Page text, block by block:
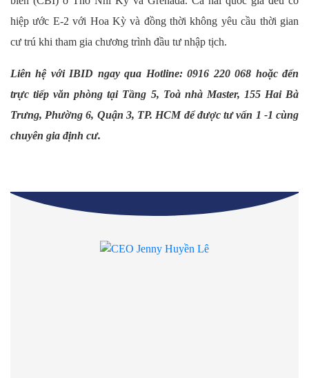
hiệp ước E-2 với Hoa Kỳ và đồng thời không yêu cầu thời gian
cư trú khi tham gia chương trình đầu tư nhập tịch.
Liên hệ với IBID ngay qua Hotline:0916 220 068 hoặc đến
trực tiếp văn phòng tại Tầng 5, Toà nhà Master, 155 Hai Bà
Trưng, Phường 6, Quận 3, TP. HCMđể đượctư vấn 1 -1 cùng
chuyên gia định cư.